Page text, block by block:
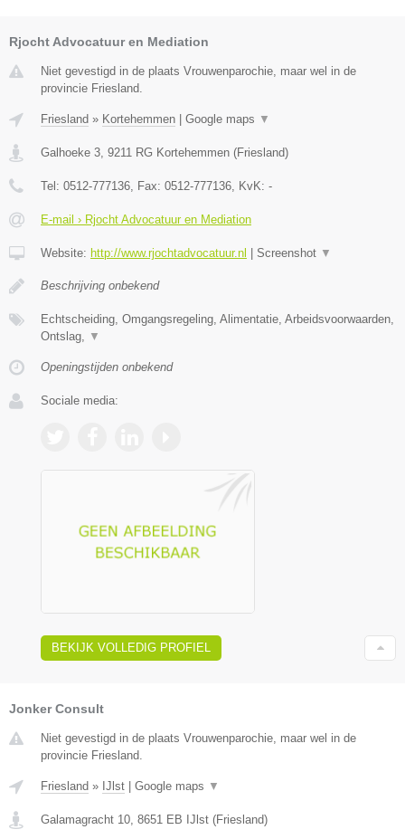
Rjocht Advocatuur en Mediation
Niet gevestigd in de plaats Vrouwenparochie, maar wel in de
provincie Friesland.
Friesland » Kortehemmen Google maps ▼
Galhoeke 3 9211 RG Kortehemmen (Friesland)
Tel: 0512-777136 , Fax: 0512-777136 , KvK: -
E-mail › Rjocht Advocatuur en Mediation
Website: http://www.rjochtadvocatuur.nl Screenshot ▼
Beschrijving onbekend
Echtscheiding, Omgangsregeling, Alimentatie, Arbeidsvoorwaarden,
Ontslag,
▼
Openingstijden onbekend
Sociale media:
BEKIJK VOLLEDIG PROFIEL
Jonker Consult
Niet gevestigd in de plaats Vrouwenparochie, maar wel in de
provincie Friesland.
Friesland » IJlst | Google maps ▼
Galamagracht 10 8651 EB IJlst (Friesland)